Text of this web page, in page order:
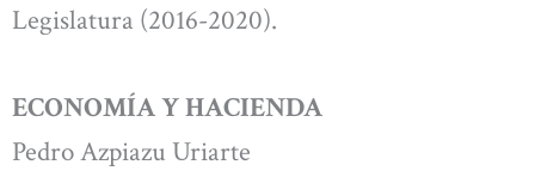
Legislatura (2016-2020).
ECONOMÍA Y HACIENDA
Pedro Azpiazu Uriarte